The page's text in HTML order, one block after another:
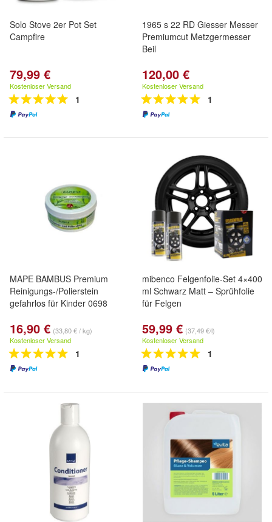
Solo Stove 2er Pot Set
Campfire
79,99 €
Kostenloser Versand
1
1965 s 22 RD Giesser Messer
Premiumcut Metzgermesser
Beil
120,00 €
Kostenloser Versand
1
MAPE BAMBUS Premium
Reinigungs-/Polierstein
gefahrlos für Kinder 0698
16,90 € (33,80 € / kg)
Kostenloser Versand
1
mibenco Felgenfolie-Set 4×400
ml Schwarz Matt – Sprühfolie
für Felgen
59,99 € (37,49 €/l)
Kostenloser Versand
1